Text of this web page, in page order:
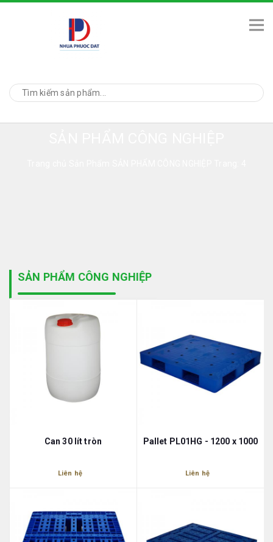
SẢN PHẨM CÔNG NGHIỆP
Can 30 lít tròn
Liên hệ
Pallet PL01HG - 1200 x 1000
Liên hệ